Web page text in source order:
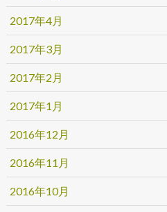
2017年4月
2017年3月
2017年2月
2017年1月
2016年12月
2016年11月
2016年10月